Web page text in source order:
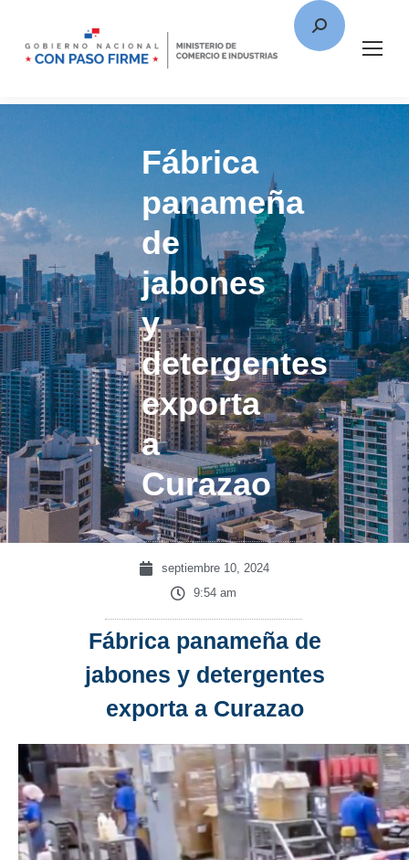
Fábrica
panameña
de
jabones
y
detergentes
exporta
a
Curazao
septiembre 10, 2024
9:54 am
Fábrica panameña de
jabones y detergentes
exporta a Curazao